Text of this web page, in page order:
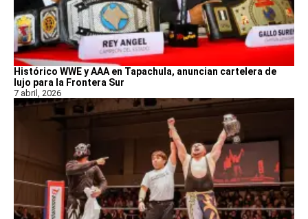
Histórico WWE y AAA en Tapachula, anuncian cartelera de
lujo para la Frontera Sur
7 abril, 2026